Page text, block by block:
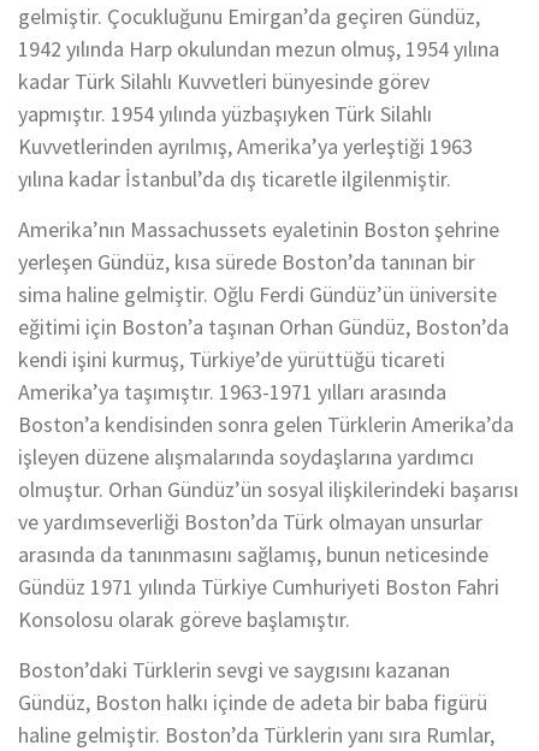
gelmiştir. Çocukluğunu Emirgan’da geçiren Gündüz,
1942 yılında Harp okulundan mezun olmuş, 1954 yılına
kadar Türk Silahlı Kuvvetleri bünyesinde görev
yapmıştır. 1954 yılında yüzbaşıyken Türk Silahlı
Kuvvetlerinden ayrılmış, Amerika’ya yerleştiği 1963
yılına kadar İstanbul’da dış ticaretle ilgilenmiştir.
Amerika’nın Massachussets eyaletinin Boston şehrine
yerleşen Gündüz, kısa sürede Boston’da tanınan bir
sima haline gelmiştir. Oğlu Ferdi Gündüz’ün üniversite
eğitimi için Boston’a taşınan Orhan Gündüz, Boston’da
kendi işini kurmuş, Türkiye’de yürüttüğü ticareti
Amerika’ya taşımıştır. 1963-1971 yılları arasında
Boston’a kendisinden sonra gelen Türklerin Amerika’da
işleyen düzene alışmalarında soydaşlarına yardımcı
olmuştur. Orhan Gündüz’ün sosyal ilişkilerindeki başarısı
ve yardımseverliği Boston’da Türk olmayan unsurlar
arasında da tanınmasını sağlamış, bunun neticesinde
Gündüz 1971 yılında Türkiye Cumhuriyeti Boston Fahri
Konsolosu olarak göreve başlamıştır.
Boston’daki Türklerin sevgi ve saygısını kazanan
Gündüz, Boston halkı içinde de adeta bir baba figürü
haline gelmiştir. Boston’da Türklerin yanı sıra Rumlar,